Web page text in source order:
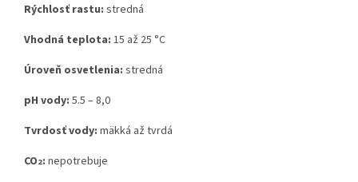
Rýchlosť rastu: stredná
Vhodná teplota: 15 až 25 °C
Úroveň osvetlenia: stredná
pH vody: 5.5 –8,0
Tvrdosť vody: mäkká až tvrdá
CO2: nepotrebuje